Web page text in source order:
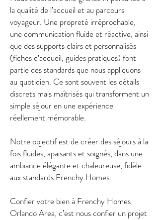
la qualité de l’accueil et au parcours
voyageur. Une propreté irréprochable,
une communication fluide et réactive, ainsi
que des supports clairs et personnalisés
(fiches d’accueil, guides pratiques) font
partie des standards que nous appliquons
au quotidien. Ce sont souvent les détails
discrets mais maîtrisés qui transforment un
simple séjour en une expérience
réellement mémorable.
Notre objectif est de créer des séjours à la
fois fluides, apaisants et soignés, dans une
ambiance élégante et chaleureuse, fidèle
aux standards Frenchy Homes.
Confier votre bien à Frenchy Homes
Orlando Area, c’est nous confier un projet